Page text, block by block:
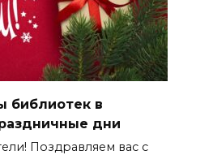
библиотек в
дни
Поздравляем вас с